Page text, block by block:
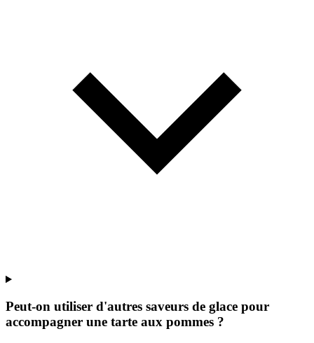
Peut-on utiliser d'autres saveurs de glace pour
accompagner une tarte aux pommes ?